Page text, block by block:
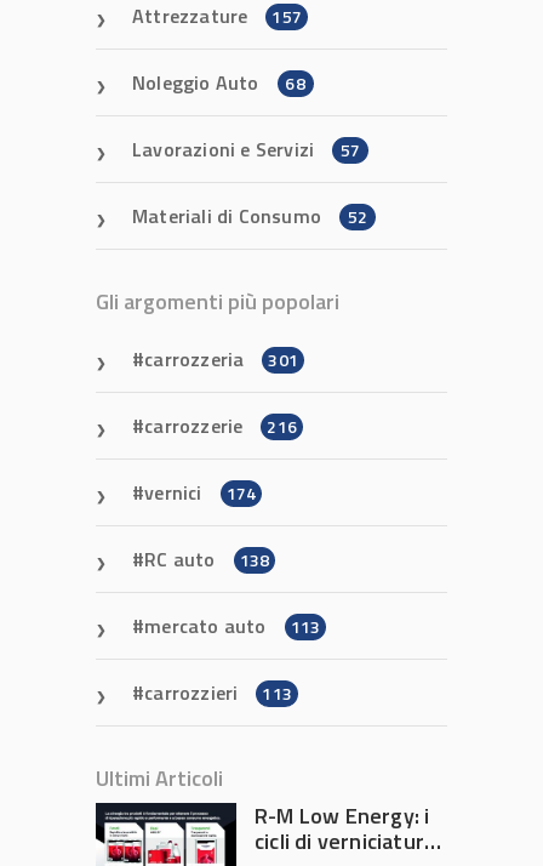
Attrezzature 157
Noleggio Auto 68
Lavorazioni e Servizi 57
Materiali di Consumo 52
Gli argomenti più popolari
carrozzeria 301
carrozzerie 216
vernici 174
RC auto 138
mercato auto 113
carrozzieri 113
Ultimi Articoli
R-M Low Energy: i
cicli di verniciatura